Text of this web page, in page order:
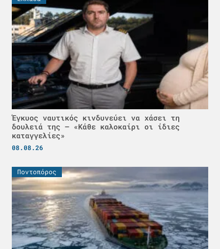
Έγκυος ναυτικός κινδυνεύει να χάσει τη
δουλειά της – «Κάθε καλοκαίρι οι ίδιες
καταγγελίες»
08.08.26
Ποντοπόρος